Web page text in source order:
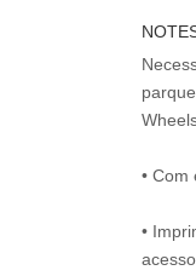
• Com
•